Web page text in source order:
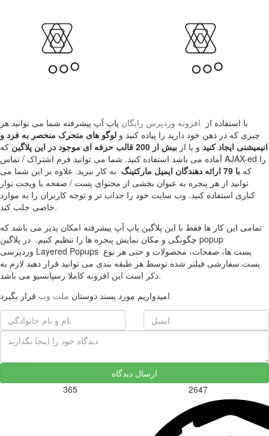
با استفاده از افزونه وردپرس رایگان پاپ آپ پیشرفته شما می توانید هر
چیزی که در ذهن خود دارید را پیاده کنید و لوگو های متحرک منحصر به فرد و
انیمیشنی ایجاد کنید و یا از بیش از 200 قالب حرفه ای موجود در این پلاگین
که
آماده می باشد استفاده کنید. شما می توانید فرم اشتراک / تماس AJAX-ed را
که با 79 ارائه دهندگان ایمیل مارکتینگ
به کار ببرید. علاوه بر این شما می
توانید از هر پنجره به عنوان بخشی از محتوای پست / صفحه یا ویجت نوار
کناری استفاده کنید. وب سایت خود را جذاب تر و توجه کاربران را به موارد
خاصی جلب کند.
تمامی این کار ها فقط با این پلاگین پاپ آپ پیشرفته امکان پذیر می باشد که
چگونگی و مکان نمایش پنجره ها را تنظیم کنیم. در پلاگین popup
وردپرسی Layered Popups پست ها، صفحات، محصولات و حتی هر نوع
پست سفارشی فیلتر شده توسط هر طبقه بندی می توانید قرار دهید لازم به
ذکر است این افزونه کاملا رسپانسیو می باشد.
امیدواریم مورد پسند دوستان ملت وب قرار بگیرد
ارسال دیدگاه
365 2647